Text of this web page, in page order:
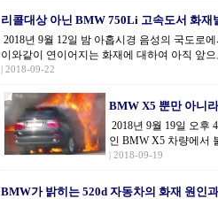
리콜대상 아닌 BMW 750Li 고속도서 화재
2018년 9월 12일 밤 아홉시경 음성의 국도로
이와같이 연이어지는 화재에 대하여 아직 앞
| 2018-09-22
BMW X5 뿐만 아니
2018년 9월 19일 오후
인 BMW X5 차량에서
| 2018-09-19
BMW가 밝히는 520d 자동차의 화재 원인